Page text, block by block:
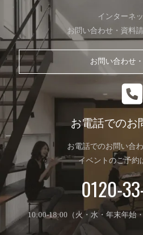
インターネ
お問い合わせ・資料
お問い合わせ
お電話でのお
お電話でのお問い合
イベントのご予約
0120-
10:00-18:00（火・水・年末年始